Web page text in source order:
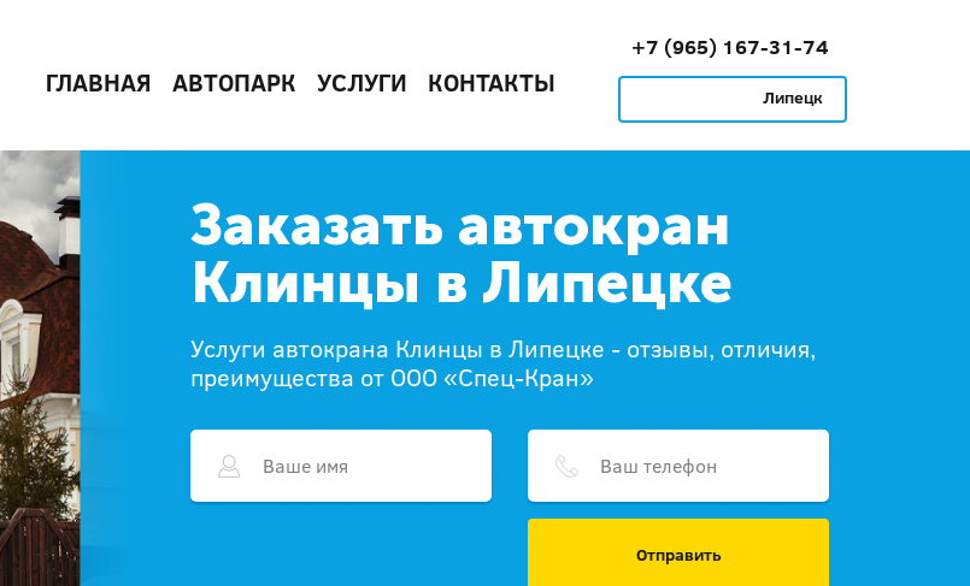
ГЛАВНАЯ АВТОПАРК УСЛУГИ КОНТАКТЫ
+7 (965) 167-31-74
Липецк
Заказать автокран
Клинцы в Липецке
Услуги автокрана Клинцы в Липецке - отзывы, отличия,
преимущества от ООО «Спец-Кран»
Отправить